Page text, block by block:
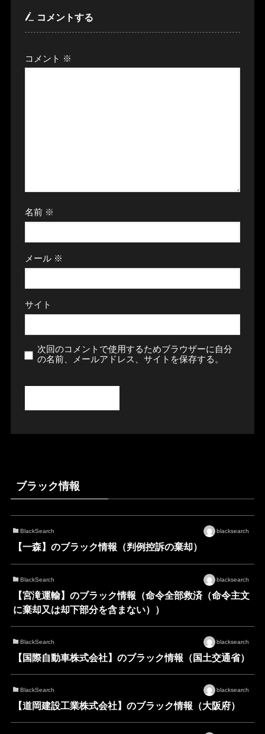
コメントする
コメント ※
名前 ※
メール ※
サイト
次回のコメントで使用するためブラウザーに自分
の名前、メールアドレス、サイトを保存する。
ブラック情報
BlackSearch blacksearch
【一森】のブラック情報（判例控訴の棄却）
BlackSearch blacksearch
【宮滝運輸】のブラック情報（命令全部救済（命令主文
に棄却又は却下部分を含まない））
BlackSearch blacksearch
【国際自動車株式会社】のブラック情報（国土交通省）
BlackSearch blacksearch
【道岡建設工業株式会社】のブラック情報（大阪府）